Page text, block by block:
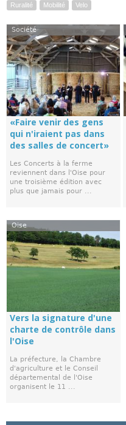
Ruralité
Mobilité Velo
Société
«Faire venir des gens
qui n'iraient pas dans
des salles de concert»
Les Concerts à la ferme
reviennent dans l'Oise pour
une troisième édition avec
plus que jamais pour ...
Oise
Vers la signature d'une
charte de contrôle dans
l'Oise
La préfecture, la Chambre
d'agriculture et le Conseil
départemental de l'Oise
organisent le 11 ...